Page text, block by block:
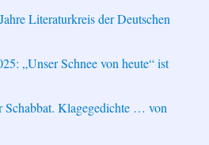
Literaturkreis der Deutschen
„Unser Schnee von heute“ ist
Schabbat. Klagegedichte … von